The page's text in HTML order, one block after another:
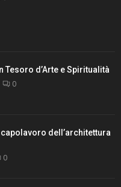
Tesoro d’Arte e Spiritualità
0
capolavoro dell’architettura
0